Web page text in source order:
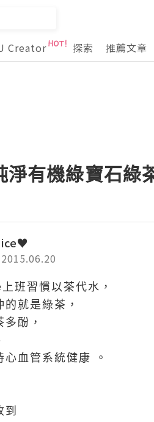
Creator 探索 推薦文章
有機綠寶石
班習慣以茶代水，
就是綠茶，
酚，
心血管系統健康 。